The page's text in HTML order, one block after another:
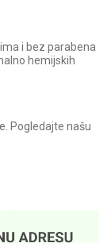
i bez parabena
hemijskih
Pogledajte našu